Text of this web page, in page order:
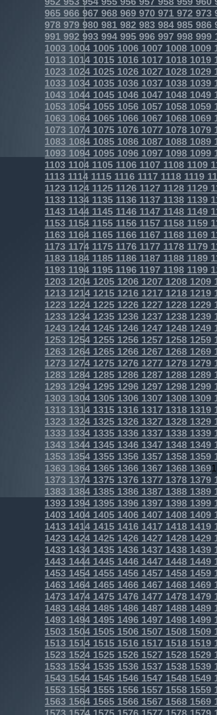
965 966 967 968 969 970 971 972 973
978 979 980 981 982 983 984 985 986
991 992 993 994 995 996 997 998 999
1003 1004 1005 1006 1007 1008 1009
1013 1014 1015 1016 1017 1018 1019
1023 1024 1025 1026 1027 1028 1029
1033 1034 1035 1036 1037 1038 1039
1043 1044 1045 1046 1047 1048 1049
1053 1054 1055 1056 1057 1058 1059
1063 1064 1065 1066 1067 1068 1069
1073 1074 1075 1076 1077 1078 1079
1083 1084 1085 1086 1087 1088 1089
1093 1094 1095 1096 1097 1098 1099
1103 1104 1105 1106 1107 1108 1109
1113 1114 1115 1116 1117 1118 1119
1123 1124 1125 1126 1127 1128 1129
1133 1134 1135 1136 1137 1138 1139
1143 1144 1145 1146 1147 1148 1149
1153 1154 1155 1156 1157 1158 1159
1163 1164 1165 1166 1167 1168 1169
1173 1174 1175 1176 1177 1178 1179
1183 1184 1185 1186 1187 1188 1189
1193 1194 1195 1196 1197 1198 1199
1203 1204 1205 1206 1207 1208 1209
1213 1214 1215 1216 1217 1218 1219
1223 1224 1225 1226 1227 1228 1229
1233 1234 1235 1236 1237 1238 1239
1243 1244 1245 1246 1247 1248 1249
1253 1254 1255 1256 1257 1258 1259
1263 1264 1265 1266 1267 1268 1269
1273 1274 1275 1276 1277 1278 1279
1283 1284 1285 1286 1287 1288 1289
1293 1294 1295 1296 1297 1298 1299
1303 1304 1305 1306 1307 1308 1309
1313 1314 1315 1316 1317 1318 1319
1323 1324 1325 1326 1327 1328 1329
1333 1334 1335 1336 1337 1338 1339
1343 1344 1345 1346 1347 1348 1349
1353 1354 1355 1356 1357 1358 1359
1363 1364 1365 1366 1367 1368 1369
1373 1374 1375 1376 1377 1378 1379
1383 1384 1385 1386 1387 1388 1389
1393 1394 1395 1396 1397 1398 1399
1403 1404 1405 1406 1407 1408 1409
1413 1414 1415 1416 1417 1418 1419
1423 1424 1425 1426 1427 1428 1429
1433 1434 1435 1436 1437 1438 1439
1443 1444 1445 1446 1447 1448 1449
1453 1454 1455 1456 1457 1458 1459
1463 1464 1465 1466 1467 1468 1469
1473 1474 1475 1476 1477 1478 1479
1483 1484 1485 1486 1487 1488 1489
1493 1494 1495 1496 1497 1498 1499
1503 1504 1505 1506 1507 1508 1509
1513 1514 1515 1516 1517 1518 1519
1523 1524 1525 1526 1527 1528 1529
1533 1534 1535 1536 1537 1538 1539
1543 1544 1545 1546 1547 1548 1549
1553 1554 1555 1556 1557 1558 1559
1563 1564 1565 1566 1567 1568 1569